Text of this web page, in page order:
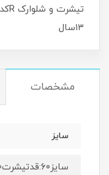
۱۳سال
مشخصات
سایز
سایز۶۰:قدتیشرت۶۰عرض۴۴قدشلوارک۵۴